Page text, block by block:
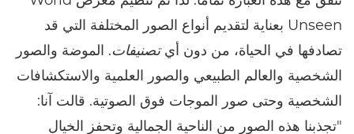
Unseen بعناية لتقديم أنواع الصور المختلفة التي قد
تصادفها في الحياة، من دون أيتصنيفات. الموضة والصور
الشخصية والعالم الطبيعي والصور العلمية والاستكشافات
الشخصية وحتى صور الموجات فوق الصوتية. قالت آنا:
"تجذبنا هذه الصور من الناحية الجمالية وتحفز الخيال